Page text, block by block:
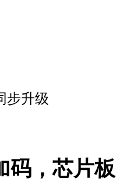
步升级
码，芯片板